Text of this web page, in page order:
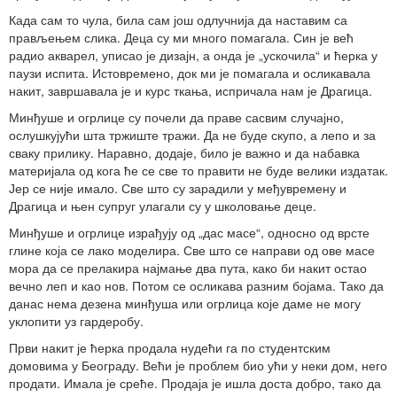
Када сам то чула, била сам још одлучнија да наставим са
прављењем слика. Деца су ми много помагала. Син је већ
радио акварел, уписао је дизајн, а онда је „ускочила“ и ћерка у
паузи испита. Истовремено, док ми је помагала и осликавала
накит, завршавала је и курс ткања, испричала нам је Драгица.
Минђуше и огрлице су почели да праве сасвим случајно,
ослушкујући шта тржиште тражи. Да не буде скупо, а лепо и за
сваку прилику. Наравно, додаје, било је важно и да набавка
материјала од кога ће се све то правити не буде велики издатак.
Јер се није имало. Све што су зарадили у међувремену и
Драгица и њен супруг улагали су у школовање деце.
Минђуше и огрлице израђују од „дас масе“, односно од врсте
глине која се лако моделира. Све што се направи од ове масе
мора да се прелакира најмање два пута, како би накит остао
вечно леп и као нов. Потом се осликава разним бојама. Тако да
данас нема дезена минђуша или огрлица које даме не могу
уклопити уз гардеробу.
Први накит је ћерка продала нудећи га по студентским
домовима у Београду. Већи је проблем био ући у неки дом, него
продати. Имала је среће. Продаја је ишла доста добро, тако да